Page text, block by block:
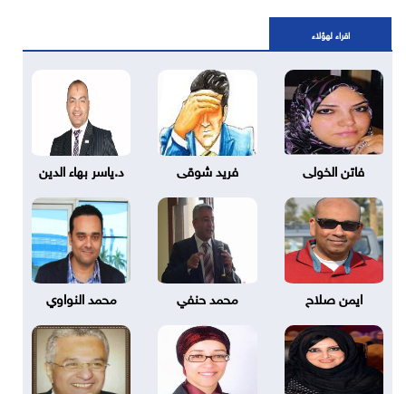
اقراء لهؤلاء
فاتن الخولى فريد شوقى د.ياسر بهاء الدين
ايمن صلاح محمد حنفي محمد النواوي